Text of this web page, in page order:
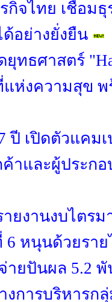
กิจไทย เชื่อม
ด้อย่างยั่งยืน
ทธศาสตร์
แห่งความสุข
ปี เปิดตัวแคม
และผู้ประกอ
ยงานงบไตรม
6 หนุนด้วยรา
ายปันผล 5.2
งการบริหาร